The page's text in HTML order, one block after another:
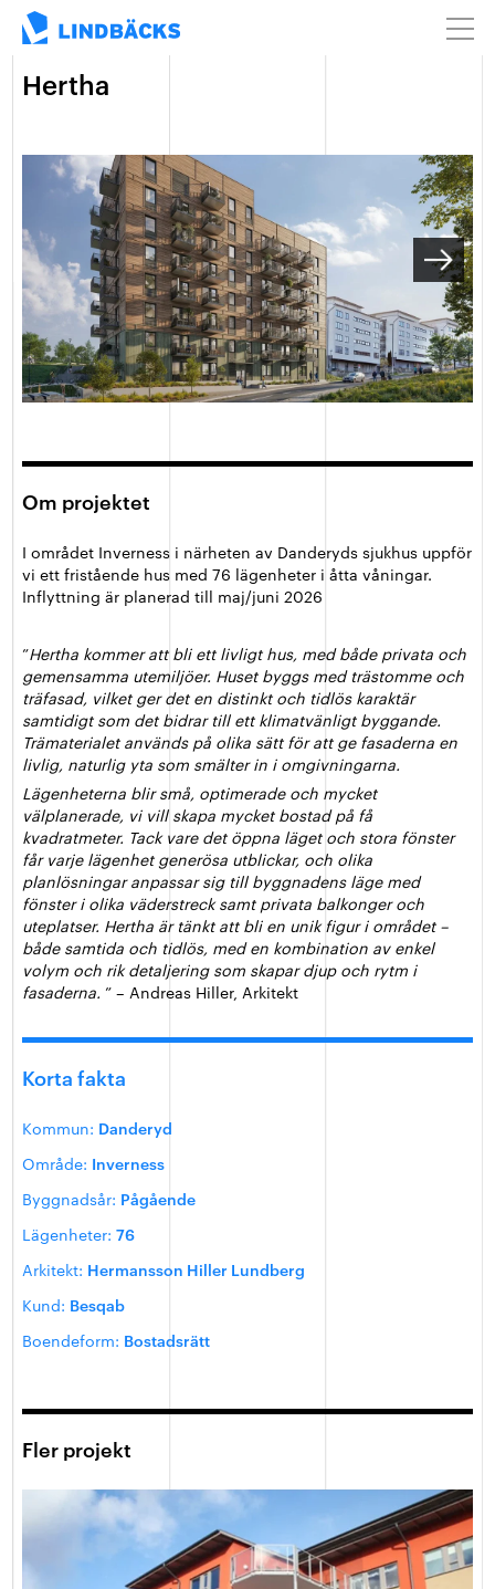
Hertha
Om projektet
I området Inverness i närheten av Danderyds sjukhus uppför
vi ett fristående hus med 76 lägenheter i åtta våningar.
Inflyttning är planerad till maj/juni 2026
”Hertha kommer att bli ett livligt hus, med både privata och
gemensamma utemiljöer. Huset byggs med trästomme och
träfasad, vilket ger det en distinkt och tidlös karaktär
samtidigt som det bidrar till ett klimatvänligt byggande.
Trämaterialet används på olika sätt för att ge fasaderna en
livlig, naturlig yta som smälter in i omgivningarna.
Lägenheterna blir små, optimerade och mycket
välplanerade, vi vill skapa mycket bostad på få
kvadratmeter. Tack vare det öppna läget och stora fönster
får varje lägenhet generösa utblickar, och olika
planlösningar anpassar sig till byggnadens läge med
fönster i olika väderstreck samt privata balkonger och
uteplatser. Hertha är tänkt att bli en unik figur i området –
både samtida och tidlös, med en kombination av enkel
volym och rik detaljering som skapar djup och rytm i
fasaderna. ” – Andreas Hiller, Arkitekt
Korta fakta
Kommun: Danderyd
Område: Inverness
Byggnadsår: Pågående
Lägenheter: 76
Arkitekt: Hermansson Hiller Lundberg
Kund: Besqab
Boendeform: Bostadsrätt
Fler projekt